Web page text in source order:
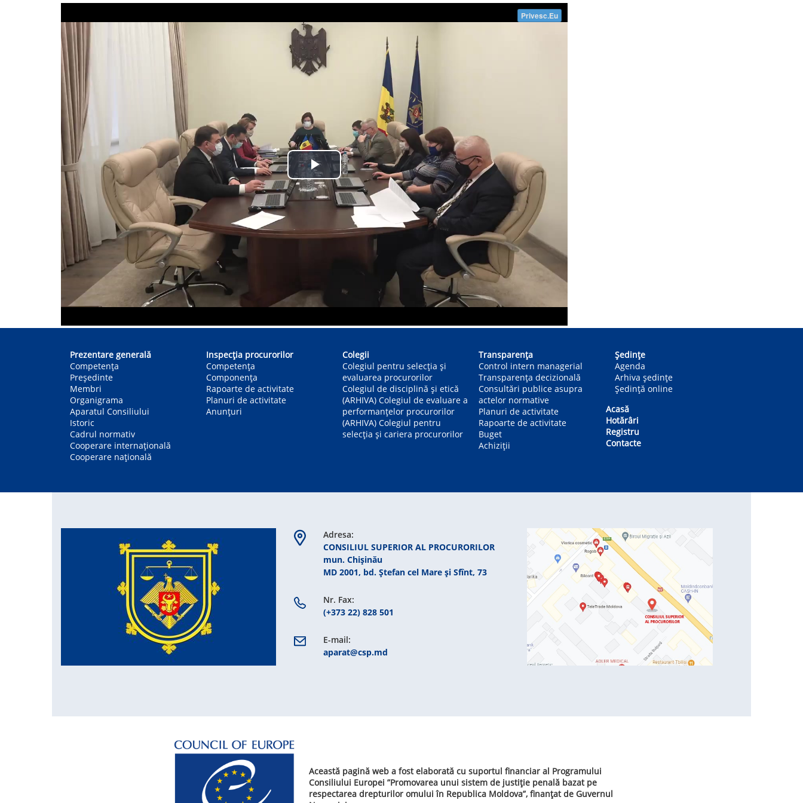
navigation
Prezentare generală
Competența
Președinte
Membri
Organigrama
Aparatul Consiliului
Istoric
Cadrul normativ
Cooperare internațională
Cooperare națională
Inspecția procurorilor
Competenţa
Componența
Rapoarte de activitate
Planuri de activitate
Anunțuri
Colegii
Colegiul pentru selecția și
evaluarea procurorilor
Colegiul de disciplină și etică
(ARHIVA) Colegiul de evaluare a
performanțelor procurorilor
(ARHIVA) Colegiul pentru
selecția și cariera procurorilor
Transparența
Control intern managerial
Transparența decizională
Consultări publice asupra
actelor normative
Planuri de activitate
Rapoarte de activitate
Buget
Achiziții
Ședințe
Agenda
Arhiva ședințe
Ședință online
Acasă
Hotărâri
Registru
Contacte
Adresa:
CONSILIUL SUPERIOR AL PROCURORILOR
mun. Chişinău
MD 2001, bd. Ștefan cel Mare şi Sfînt, 73
Nr. Fax:
(+373 22) 828 501
E-mail:
aparat@csp.md
Această pagină web a fost elaborată cu suportul financiar al Programului
Consiliului Europei ”Promovarea unui sistem de justiție penală bazat pe
respectarea drepturilor omului în Republica Moldova”, finanțat de Guvernul